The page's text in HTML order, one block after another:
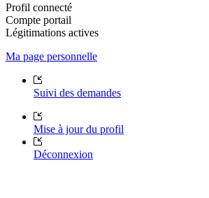
Profil connecté
Compte portail
Légitimations actives
Ma page personnelle
Suivi des demandes
Mise à jour du profil
Déconnexion